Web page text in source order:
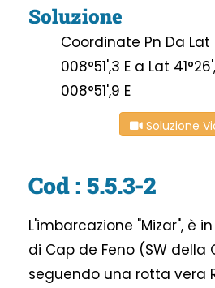
Soluzione
Coordinate Pn Da Lat
008°51',3 E a Lat
008°51',9 E
Soluzione
Cod : 5.5.3-2
L'imbarcazione "Mizar", è
di Cap de Feno (SW della
seguendo una rotta vera